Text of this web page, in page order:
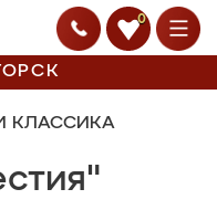
0
КЛАССИКА